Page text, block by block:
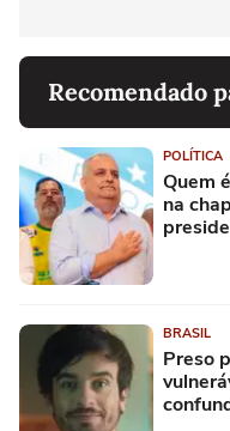
Recomendado
POLÍTICA
Quem
na
BRASIL
Preso